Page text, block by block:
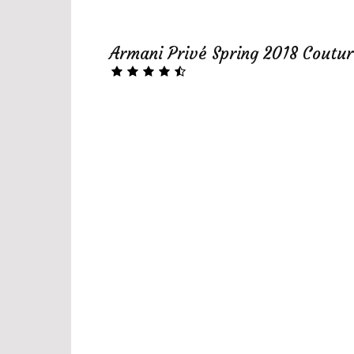
Armani Privé Spring 2018